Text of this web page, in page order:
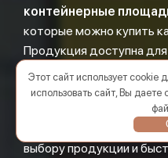
контейнерные
которые можно купить
Продукция доступна
строительных и
коммерческих объектов
Сибирский металлург
сотрудничества,
выбору продукции и
Этот сайт использует cookie
использовать сайт, Вы даете